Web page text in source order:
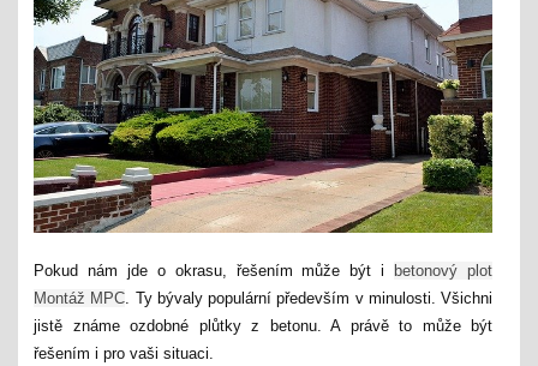
Pokud nám jde o okrasu, řešením může být i
betonový plot
Montáž MPC . Ty bývaly populární především v minulosti. Všichni
jistě známe ozdobné plůtky z betonu. A právě to může být
řešením i pro vaši situaci.